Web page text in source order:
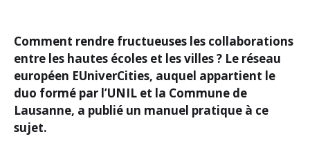
Comment rendre fructueuses les collaborations
entre les hautes écoles et les villes ? Le réseau
européen EUniverCities, auquel appartient le
duo formé par l’UNIL et la Commune de
Lausanne, a publié un manuel pratique à ce
sujet.